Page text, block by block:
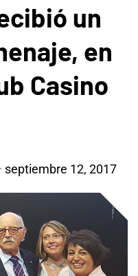
un
en
Casino
septiembre 12, 2017